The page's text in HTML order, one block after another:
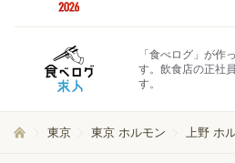
「食べログ」が作
す。飲食店の正社
す。
東京 東京 ホルモン 上野 ホ